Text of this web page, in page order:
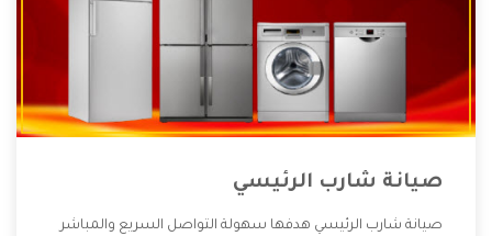
صيانة شارب الرئيسي
صيانة شارب الرئيسي هدفها سهولة التواصل السريع والمباشر